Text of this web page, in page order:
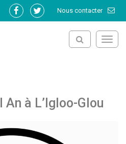
Nous contacter
Lien
Lien
à L’Igloo-Glou